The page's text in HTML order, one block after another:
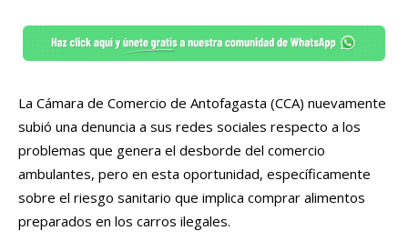
La Cámara de Comercio de Antofagasta (CCA) nuevamente
subió una denuncia a sus redes sociales respecto a los
problemas que genera el desborde del comercio
ambulantes, pero en esta oportunidad, específicamente
sobre el riesgo sanitario que implica comprar alimentos
preparados en los carros ilegales.